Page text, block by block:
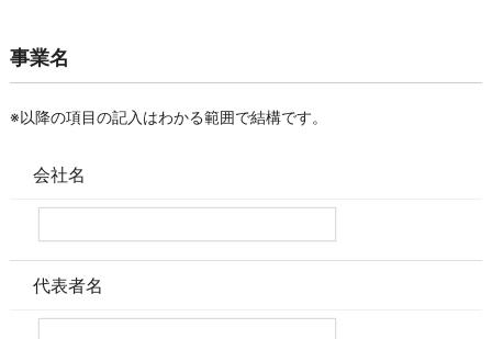
事業名
※以降の項目の記入はわかる範囲で結構です。
会社名
代表者名